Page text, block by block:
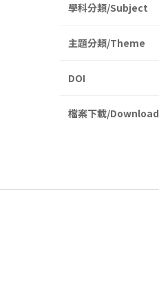
學科分類/Subject
主題分類/Theme
DOI
檔案下載/Download